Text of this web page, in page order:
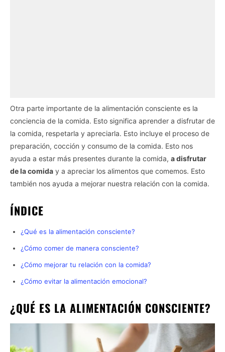
Otra parte importante de la alimentación consciente es la
conciencia de la comida. Esto significa aprender a disfrutar de
la comida, respetarla y apreciarla. Esto incluye el proceso de
preparación, cocción y consumo de la comida. Esto nos
ayuda a estar más presentes durante la comida, a disfrutar
de la comida y a apreciar los alimentos que comemos. Esto
también nos ayuda a mejorar nuestra relación con la comida.
ÍNDICE
¿Qué es la alimentación consciente?
¿Cómo comer de manera consciente?
¿Cómo mejorar tu relación con la comida?
¿Cómo evitar la alimentación emocional?
¿QUÉ ES LA ALIMENTACIÓN CONSCIENTE?